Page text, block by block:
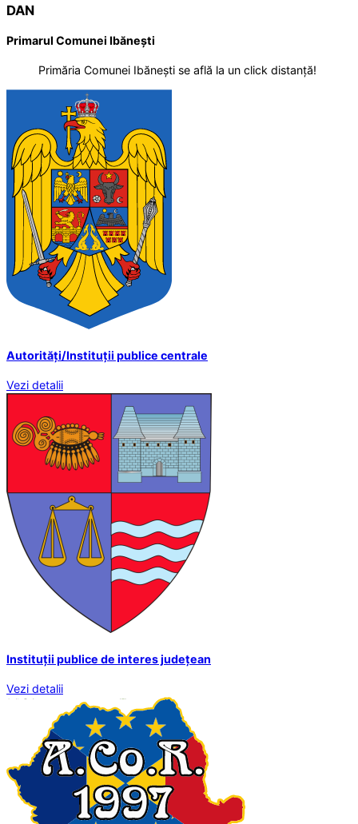
DAN
Primarul Comunei Ibănești
Primăria Comunei Ibănești se află la un click distanță!
Autorități/Instituții publice centrale
Vezi detalii
Instituții publice de interes județean
Vezi detalii